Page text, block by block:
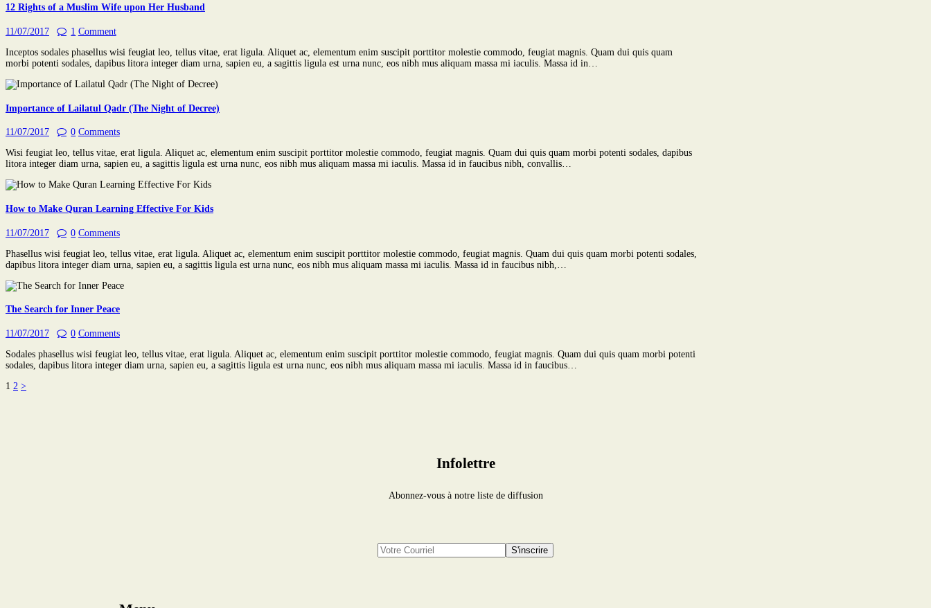
12 Rights of a Muslim Wife upon Her Husband
11/07/2017 1 Comment
Inceptos sodales phasellus wisi feugiat leo, tellus vitae, erat ligula. Aliquet ac, elementum enim suscipit porttitor molestie commodo, feugiat magnis. Quam dui quis quam
morbi potenti sodales, dapibus litora integer diam urna, sapien eu, a sagittis ligula est urna nunc, eos nibh mus aliquam massa mi iaculis. Massa id in…
Importance of Lailatul Qadr (The Night of Decree)
11/07/2017 0 Comments
Wisi feugiat leo, tellus vitae, erat ligula. Aliquet ac, elementum enim suscipit porttitor molestie commodo, feugiat magnis. Quam dui quis quam morbi potenti sodales, dapibus
litora integer diam urna, sapien eu, a sagittis ligula est urna nunc, eos nibh mus aliquam massa mi iaculis. Massa id in faucibus nibh, convallis…
How to Make Quran Learning Effective For Kids
11/07/2017 0 Comments
Phasellus wisi feugiat leo, tellus vitae, erat ligula. Aliquet ac, elementum enim suscipit porttitor molestie commodo, feugiat magnis. Quam dui quis quam morbi potenti sodales,
dapibus litora integer diam urna, sapien eu, a sagittis ligula est urna nunc, eos nibh mus aliquam massa mi iaculis. Massa id in faucibus nibh,…
The Search for Inner Peace
11/07/2017 0 Comments
Sodales phasellus wisi feugiat leo, tellus vitae, erat ligula. Aliquet ac, elementum enim suscipit porttitor molestie commodo, feugiat magnis. Quam dui quis quam morbi potenti
sodales, dapibus litora integer diam urna, sapien eu, a sagittis ligula est urna nunc, eos nibh mus aliquam massa mi iaculis. Massa id in faucibus…
1 2 >
Infolettre
Abonnez-vous à notre liste de diffusion
S'inscrire